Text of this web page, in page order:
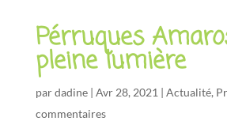
Pérruques
pleine lumière
pardadine| Avr 28, 2021 | Actualité,
commentaires